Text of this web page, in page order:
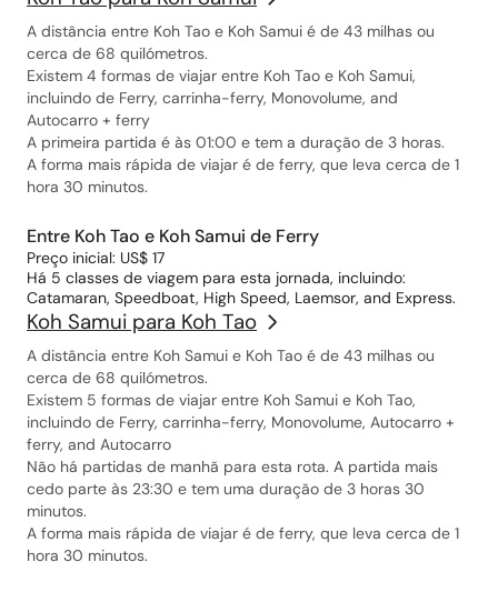
A distância entre Koh Tao e Koh Samui é de 43 milhas ou
cerca de 68 quilómetros.
Existem 4 formas de viajar entre Koh Tao e Koh Samui,
incluindo de Ferry, carrinha-ferry, Monovolume, and
Autocarro + ferry
A primeira partida é às 01:00 e tem a duração de 3 horas.
A forma mais rápida de viajar é de ferry, que leva cerca de 1
hora 30 minutos.
Entre Koh Tao e Koh Samui de Ferry
Preço inicial: US$ 17
Há 5 classes de viagem para esta jornada, incluindo:
Catamaran, Speedboat, High Speed, Laemsor, and Express.
Koh Samui para Koh Tao
A distância entre Koh Samui e Koh Tao é de 43 milhas ou
cerca de 68 quilómetros.
Existem 5 formas de viajar entre Koh Samui e Koh Tao,
incluindo de Ferry, carrinha-ferry, Monovolume, Autocarro +
ferry, and Autocarro
Não há partidas de manhã para esta rota. A partida mais
cedo parte às 23:30 e tem uma duração de 3 horas 30
minutos.
A forma mais rápida de viajar é de ferry, que leva cerca de 1
hora 30 minutos.